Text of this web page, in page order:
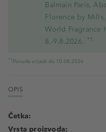
Balmain Paris,
Florence by
World Fragrance
8.-9.8.2026. *1
*1 Ponuda vrijedi do 10.08.2026
OPIS
Četka:
Vrsta proizvoda: